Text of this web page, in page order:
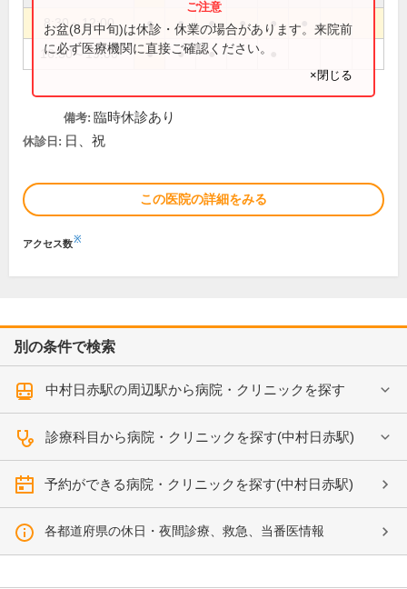
8:30～12:00 ● ● ● ● ●
16:30～19:00 ● ● ●
お盆(8月中旬)は休診・休業の場合があります。来院前
に必ず医療機関に直接ご確認ください。
×閉じる
備考: 臨時休診あり
休診日: 日、祝
この医院の詳細をみる
アクセス数※
別の条件で検索
中村日赤駅の周辺駅から病院・クリニックを探す
診療科目から病院・クリニックを探す(中村日赤駅)
予約ができる病院・クリニックを探す(中村日赤駅)
各都道府県の休日・夜間診療、救急、当番医情報